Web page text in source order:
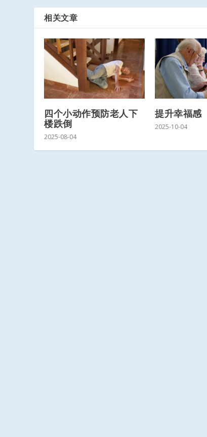
相关文章
四个小动作预防老人下
楼跌倒
2025-08-04
提升幸福感
2025-10-04